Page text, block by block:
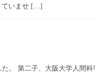
ていませ […]
。 第二子、大阪大学人間